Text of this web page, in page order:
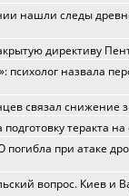
нашли следы
директиву
психолог назвала
связал снижение
теракта
погибла при атаке
вопрос. Киев и